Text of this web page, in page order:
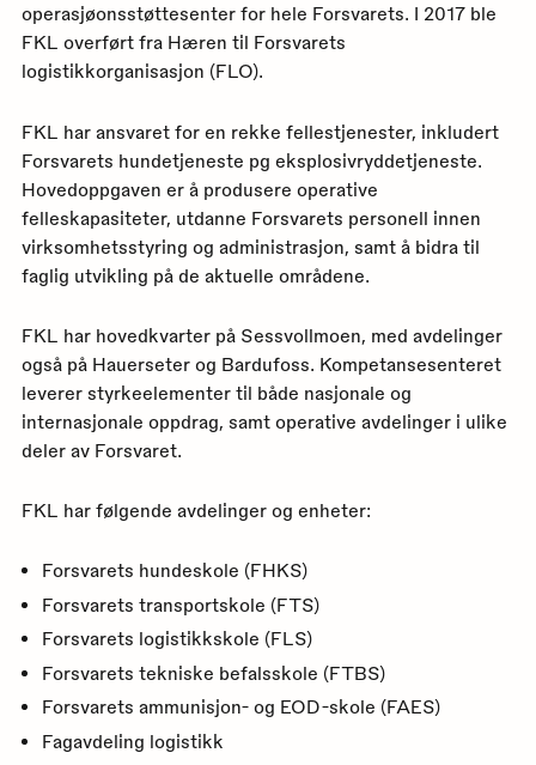
operasjøonsstøttesenter for hele Forsvarets. I 2017 ble
FKL overført fra Hæren til Forsvarets
logistikkorganisasjon (FLO).
FKL har ansvaret for en rekke fellestjenester, inkludert
Forsvarets hundetjeneste pg eksplosivryddetjeneste.
Hovedoppgaven er å produsere operative
felleskapasiteter, utdanne Forsvarets personell innen
virksomhetsstyring og administrasjon, samt å bidra til
faglig utvikling på de aktuelle områdene.
FKL har hovedkvarter på Sessvollmoen, med avdelinger
også på Hauerseter og Bardufoss. Kompetansesenteret
leverer styrkeelementer til både nasjonale og
internasjonale oppdrag, samt operative avdelinger i ulike
deler av Forsvaret.
FKL har følgende avdelinger og enheter:
Forsvarets hundeskole (FHKS)
Forsvarets transportskole (FTS)
Forsvarets logistikkskole (FLS)
Forsvarets tekniske befalsskole (FTBS)
Forsvarets ammunisjon- og EOD-skole (FAES)
Fagavdeling logistikk